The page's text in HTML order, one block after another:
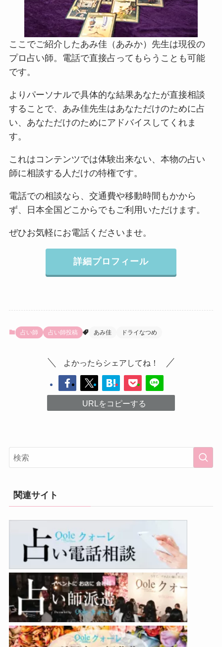
ここでご紹介したあみ佳（あみか）先生は現役の
プロ占い師。電話で直接占ってもらうことも可能
です。
よりパーソナルで具体的な結果あなたが直接相談
することで、あみ佳先生はあなただけのために占
い、あなただけのためにアドバイスしてくれま
す。
これはコンテンツでは体験出来ない、本物の占い
師に相談する人だけの特権です。
電話での相談なら、交通費や移動時間もかから
ず、日本全国どこからでもご利用いただけます。
ぜひお気軽にお電話くださいませ。
詳細プロフィール
占い師 占い師投稿 あみ佳 ドライなつめ
よかったらシェアしてね！
URLをコピーする
関連サイト